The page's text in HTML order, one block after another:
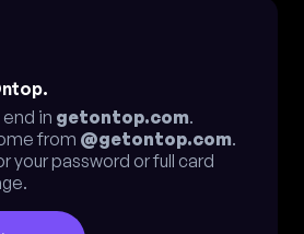
in getontop.com.
from @getontop.com.
your password or full card